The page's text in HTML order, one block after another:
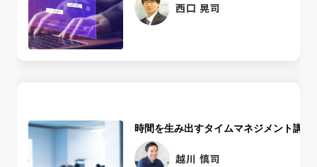
西口 晃司
時間を生み出すタイムマネジメント講座
越川 慎司